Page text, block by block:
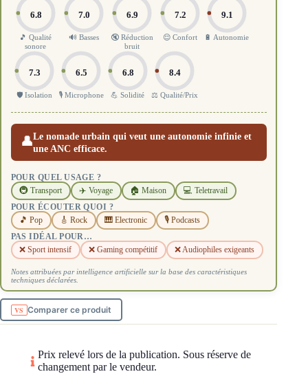
6.8
🎵 Qualité
sonore
7.0
🔊 Basses
6.9
🔇 Réduction
bruit
7.2
😌 Confort
9.1
🔋 Autonomie
7.3
🛡️ Isolation
6.5
🎙️ Microphone
6.8
💪 Solidité
8.4
⚖️ Qualité/Prix
👤Le nomade urbain qui veut une autonomie infinie et
une ANC efficace.
POUR QUEL USAGE ?
🚇 Transport ✈️ Voyage 🏠 Maison 💻 Teletravail
POUR ÉCOUTER QUOI ?
🎵 Pop 🎸 Rock 🎹 Electronic 🎙️ Podcasts
PAS IDÉAL POUR…
❌ Sport intensif ❌ Gaming compétitif ❌ Audiophiles exigeants
Notes attribuées par intelligence artificielle sur la base des caractéristiques
techniques déclarées.
Comparer ce produit
Prix relevé lors de la publication. Sous réserve de
changement par le vendeur.